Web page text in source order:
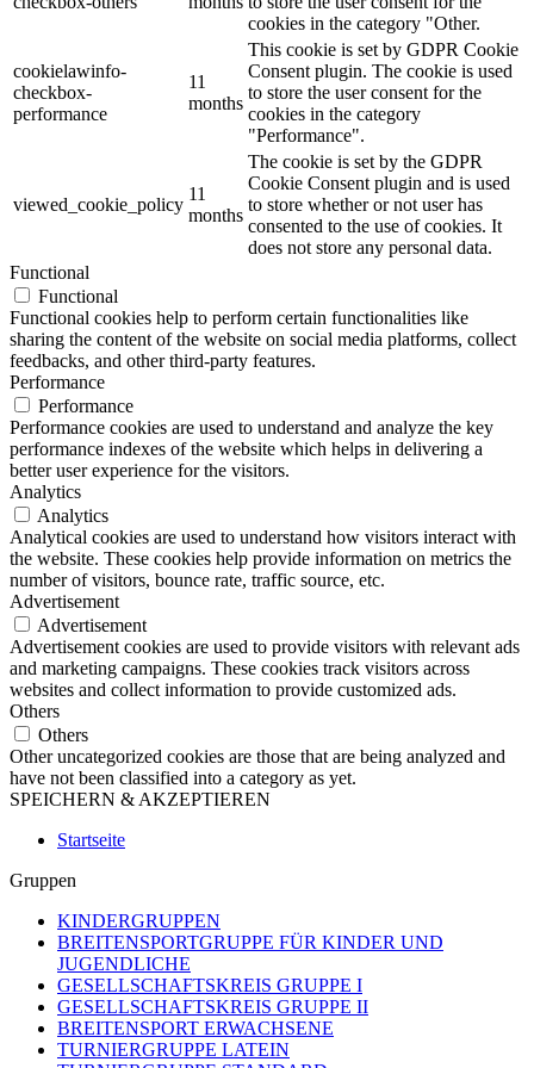
cookies in the category "Other.
cookielawinfo-
checkbox-
performance
11
months
This cookie is set by GDPR Cookie
Consent plugin. The cookie is used
to store the user consent for the
cookies in the category
"Performance".
viewed_cookie_policy
11
months
The cookie is set by the GDPR
Cookie Consent plugin and is used
to store whether or not user has
consented to the use of cookies. It
does not store any personal data.
Functional
Functional
Functional cookies help to perform certain functionalities like
sharing the content of the website on social media platforms, collect
feedbacks, and other third-party features.
Performance
Performance
Performance cookies are used to understand and analyze the key
performance indexes of the website which helps in delivering a
better user experience for the visitors.
Analytics
Analytics
Analytical cookies are used to understand how visitors interact with
the website. These cookies help provide information on metrics the
number of visitors, bounce rate, traffic source, etc.
Advertisement
Advertisement
Advertisement cookies are used to provide visitors with relevant ads
and marketing campaigns. These cookies track visitors across
websites and collect information to provide customized ads.
Others
Others
Other uncategorized cookies are those that are being analyzed and
have not been classified into a category as yet.
SPEICHERN & AKZEPTIEREN
Startseite
Gruppen
KINDERGRUPPEN
BREITENSPORTGRUPPE FÜR KINDER UND
JUGENDLICHE
GESELLSCHAFTSKREIS GRUPPE I
GESELLSCHAFTSKREIS GRUPPE II
BREITENSPORT ERWACHSENE
TURNIERGRUPPE LATEIN